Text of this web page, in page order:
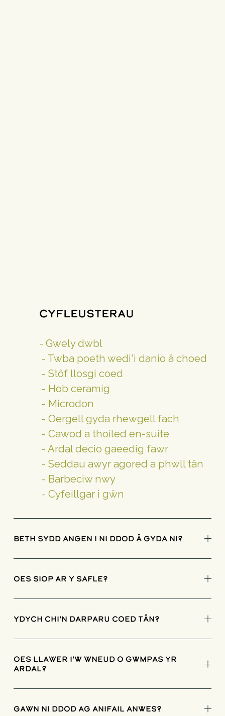
Cyfleusterau
- Gwely dwbl
- Twba poeth wedi'i danio â choed
- Stôf llosgi coed
- Hob ceramig
- Microdon
- Oergell gyda rhewgell fach
- Cawod a thoiled en-suite
- Ardal decio gaeedig fawr
- Seddau awyr agored a phwll tân
- Barbeciw nwy
- Cyfeillgar i gŵn
Beth sydd angen i ni ddod â gyda ni?
Oes siop ar y safle?
Ydych chi'n darparu coed tân?
Oes llawer i'w wneud o gwmpas yr
ardal?
Gawn ni ddod ag anifail anwes?